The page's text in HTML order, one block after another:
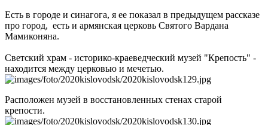
Есть в городе и синагога, я ее показал в предыдущем рассказе
про город, есть и армянская церковь Святого Вардана
Мамиконяна.
Светский храм - историко-краеведческий музей "Крепость" -
находится между церковью и мечетью.
Расположен музей в восстановленных стенах старой
крепости.